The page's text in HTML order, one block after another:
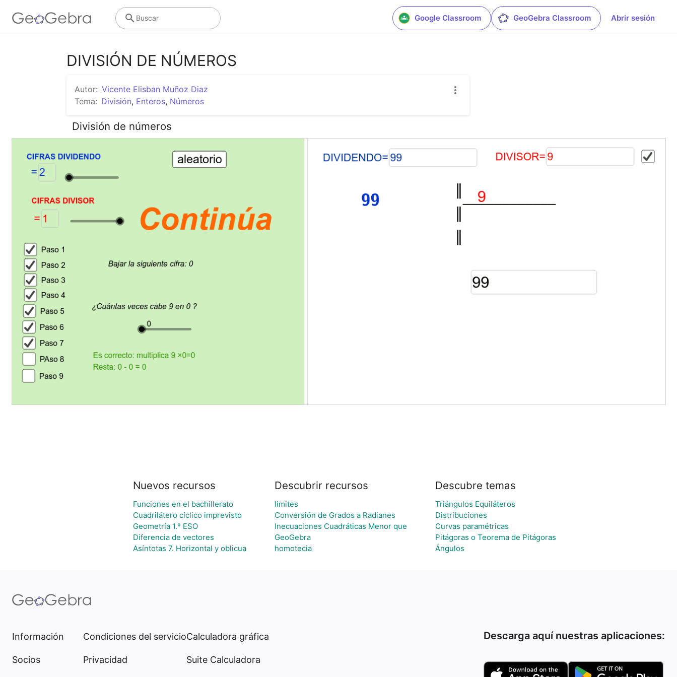
Google Classroom GeoGebra Classroom Abrir sesión
Buscar
DIVISIÓN DE NÚMEROS
Autor: Vicente Elisban Muñoz Diaz
Tema: División, Enteros, Números
División de números
Nuevos recursos
Funciones en el bachillerato
Cuadrilátero cíclico imprevisto
Geometría 1.º ESO
Diferencia de vectores
Asíntotas 7. Horizontal y oblicua
Descubrir recursos
limites
Conversión de Grados a Radianes
Inecuaciones Cuadráticas Menor que
GeoGebra
homotecia
Descubre temas
Triángulos Equiláteros
Distribuciones
Curvas paramétricas
Pitágoras o Teorema de Pitágoras
Ángulos
Información
Socios
Condiciones del servicio
Privacidad
Calculadora gráfica
Suite Calculadora
Descarga aquí nuestras aplicaciones: